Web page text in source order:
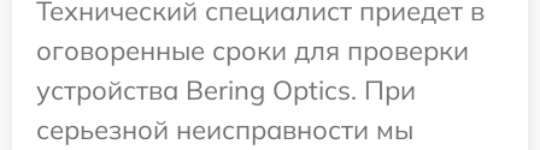
Технический специалист приедет в
оговоренные сроки для проверки
устройства Bering Optics. При
серьезной неисправности мы